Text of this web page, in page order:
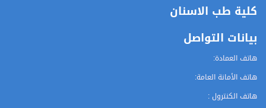
كلية طب الاسنان
بيانات التواصل
هاتف العمادة:
هاتف الأمانة العامة:
هاتف الكنترول :